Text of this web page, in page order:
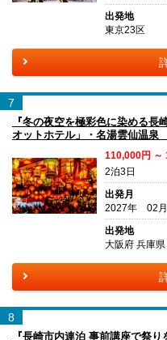
出発地
東京23区
7
『冬の夜空を極彩色に染める長
オットホテル」・名湯雲仙温泉
110,000円 ～
2泊3日
出発月
2027年 02月
出発地
大阪府 兵庫
8
『長崎市内連泊 事前講座で祭